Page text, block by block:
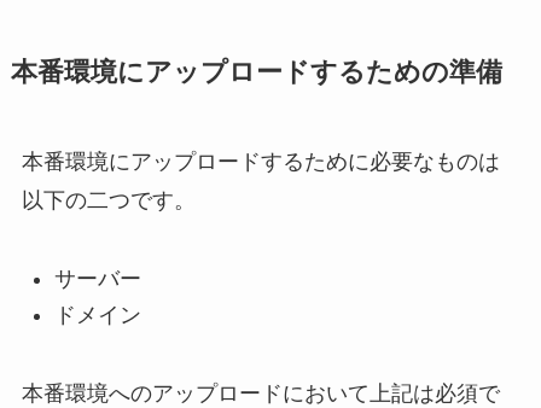
本番環境にアップロードするための準備
本番環境にアップロードするために必要なものは
以下の二つです。
サーバー
ドメイン
本番環境へのアップロードにおいて上記は必須で